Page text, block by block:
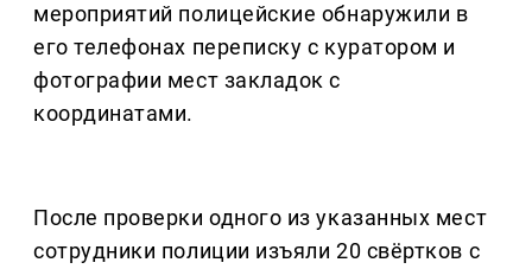
мероприятий полицейские обнаружили в
его телефонах переписку с куратором и
фотографии мест закладок с
координатами.
После проверки одного из указанных мест
сотрудники полиции изъяли 20 свёртков с